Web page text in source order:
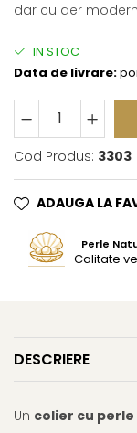
dar cu aer
IN STOC
Data de livrare:
Cod Produs: 3303
ADAUGA LA
Perle
Calitate
DESCRIERE
Un colier cu